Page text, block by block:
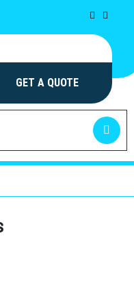
GET A QUOTE